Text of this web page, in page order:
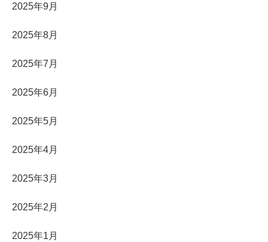
2025年9月
2025年8月
2025年7月
2025年6月
2025年5月
2025年4月
2025年3月
2025年2月
2025年1月